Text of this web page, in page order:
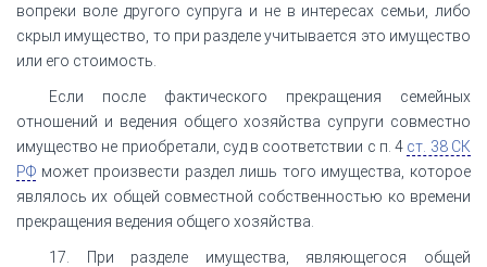
вопреки воле другого супруга и не в интересах семьи, либо
скрыл имущество, то при разделе учитывается это имущество
или его стоимость.
Если после фактического прекращения семейных
отношений и ведения общего хозяйства супруги совместно
имущество не приобретали, суд в соответствии с п. 4 ст. 38 СК
РФ может произвести раздел лишь того имущества, которое
являлось их общей совместной собственностью ко времени
прекращения ведения общего хозяйства.
17. При разделе имущества, являющегося общей